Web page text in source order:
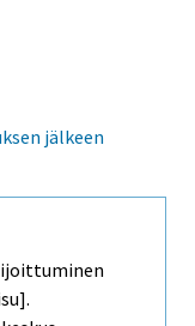
jälkeen